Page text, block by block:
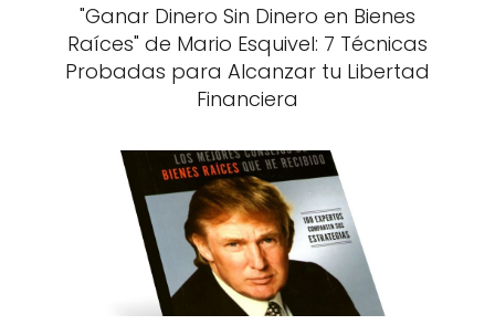
"Ganar Dinero Sin Dinero en Bienes
Raíces" de Mario Esquivel: 7 Técnicas
Probadas para Alcanzar tu Libertad
Financiera